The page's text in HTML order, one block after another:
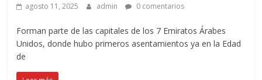
agosto 11, 2025 admin 0 comentarios
Forman parte de las capitales de los 7 Emiratos Árabes
Unidos, donde hubo primeros asentamientos ya en la Edad
de